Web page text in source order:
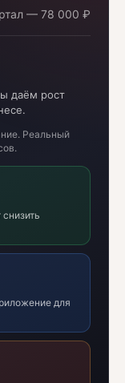
— 78 000 ₽
даём рост
Реальный
для